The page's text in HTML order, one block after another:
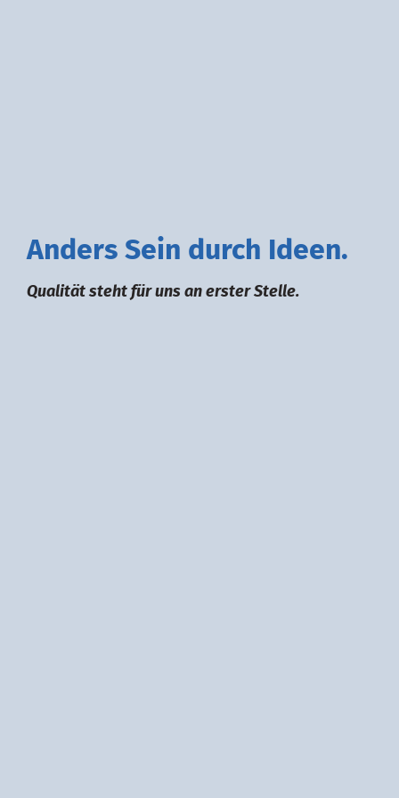
Anders Sein durch deen.
Qualität steht für uns an erster Stelle.